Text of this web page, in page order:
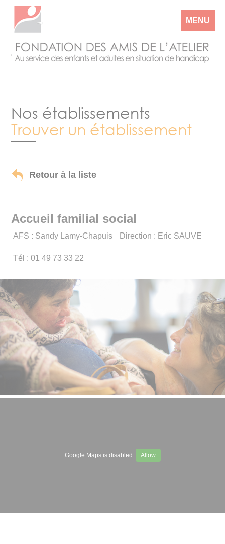
MENU
Nos établissements
Trouver un établissement
Retour à la liste
Accueil familial social
AFS : Sandy Lamy-Chapuis
Tél : 01 49 73 33 22
Direction : Eric SAUVE
Google Maps is disabled. Allow